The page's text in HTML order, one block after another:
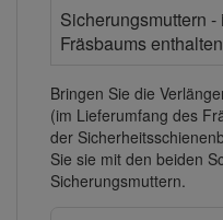
Sicherungsmuttern
Fräsbaums
Bringen Sie die
(im Lieferumfang des
der
Sie sie mit den beiden
Sicherungsmuttern.